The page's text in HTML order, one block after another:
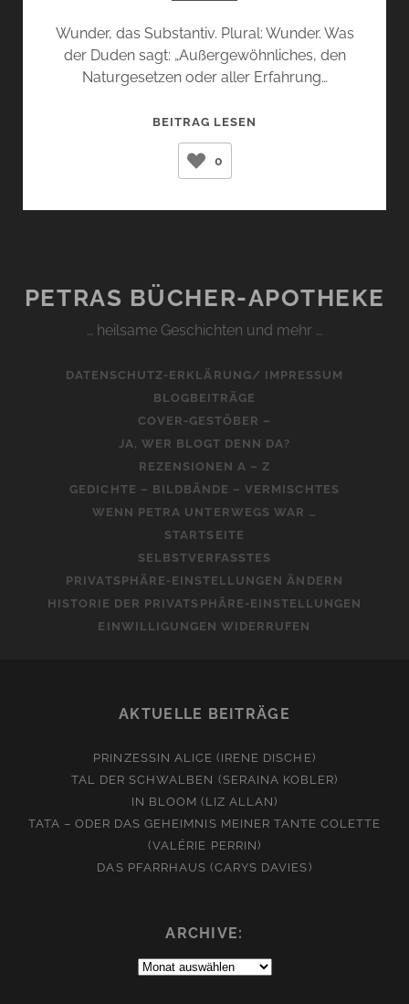
Wunder, das Substantiv. Plural: Wunder. Was
der Duden sagt: „Außergewöhnliches, den
Naturgesetzen oder aller Erfahrung…
BEITRAG LESEN
(KEIGO
0
PETRAS BÜCHER-APOTHEKE
… heilsame Geschichten und mehr …
DATENSCHUTZ-ERKLÄRUNG/ IMPRESSUM
BLOGBEITRÄGE
COVER-GESTÖBER –
JA, WER BLOGT DENN DA?
REZENSIONEN A – Z
GEDICHTE – BILDBÄNDE – VERMISCHTES
WENN PETRA UNTERWEGS WAR …
STARTSEITE
SELBSTVERFASSTES
PRIVATSPHÄRE-EINSTELLUNGEN ÄNDERN
HISTORIE DER PRIVATSPHÄRE-EINSTELLUNGEN
EINWILLIGUNGEN WIDERRUFEN
AKTUELLE BEITRÄGE
PRINZESSIN ALICE (IRENE DISCHE)
TAL DER SCHWALBEN (SERAINA KOBLER)
IN BLOOM (LIZ ALLAN)
TATA – ODER DAS GEHEIMNIS MEINER TANTE COLETTE
(VALÉRIE PERRIN)
DAS PFARRHAUS (CARYS DAVIES)
ARCHIVE:
Archive: